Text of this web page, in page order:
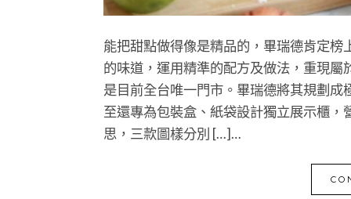
能把甜點做得像是精品的，畢瑞德肯定榜
的味道，運用精準的配方及做法，重現
是目前全台唯一門市。畢瑞德將其規劃
至還專為包裝盒、紙袋設計獨立展示櫃
思，三款圖樣分別 […]…